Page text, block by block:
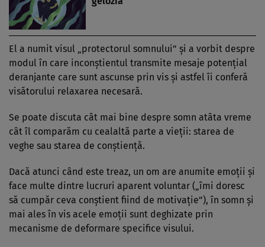
El a numit visul „protectorul somnului” și a vorbit despre
modul în care inconștientul transmite mesaje potențial
deranjante care sunt ascunse prin vis și astfel îi conferă
visătorului relaxarea necesară.
Se poate discuta cât mai bine despre somn atâta vreme
cât îl comparăm cu cealaltă parte a vieții: starea de
veghe sau starea de conștiență.
Dacă atunci când este treaz, un om are anumite emoții și
face multe dintre lucruri aparent voluntar („îmi doresc
să cumpăr ceva conștient fiind de motivație”), în somn și
mai ales în vis acele emoții sunt deghizate prin
mecanisme de deformare specifice visului.